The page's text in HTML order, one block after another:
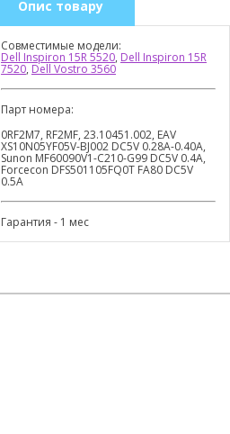
Опис товару
Совместимые модели:
Dell Inspiron 15R 5520, Dell Inspiron 15R
7520, Dell Vostro 3560
Парт номера:
0RF2M7, RF2MF, 23.10451.002, EAV
XS10N05YF05V-BJ002 DC5V 0.28A-0.40A,
Sunon MF60090V1-C210-G99 DC5V 0.4A,
Forcecon DFS501105FQ0T FA80 DC5V
0.5A
Гарантия - 1 мес